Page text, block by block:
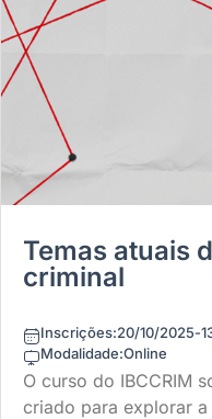
Temas atuais
criminal
Inscrições:20/10/2025-
Modalidade:Online
O curso do IBCCRIM
criado para explorar